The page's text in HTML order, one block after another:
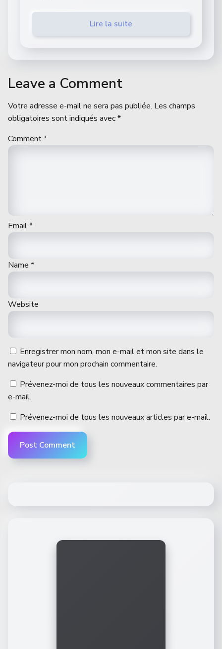
Lire la suite
Leave a Comment
Votre adresse e-mail ne sera pas publiée. Les champs
obligatoires sont indiqués avec*
Comment*
Email*
Name *
Website
Enregistrer mon nom, mon e-mail et mon site dans le
navigateur pour mon prochain commentaire.
Prévenez-moi de tous les nouveaux commentaires par
e-mail.
Prévenez-moi de tous les nouveaux articles par e-mail.